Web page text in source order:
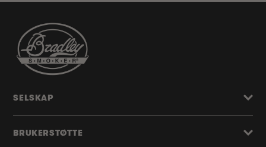
SELSKAP
BRUKERSTØTTE